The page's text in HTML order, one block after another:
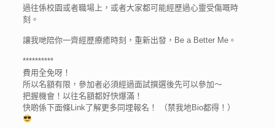
過往係校園或者職場上，或者大家都可能經歷過心靈受傷嘅時
刻。
讓我哋陪你一齊經歷療癒時刻，重新出發，Be a Better Me。
**********
費用全免呀！
所以名額有限，參加者必須經過面試撰選後先可以參加～
把握機會！以往名額都好快爆滿！
快啲係下面條Link了解更多同埋報名！ （禁我地Bio都得！）